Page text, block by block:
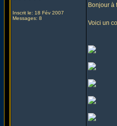
Inscrit le: 18 Fév 2007
Messages: 8
Bonjour à
Voici un